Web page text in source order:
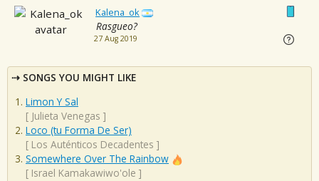
Kalena_ok
Rasgueo?
27 Aug 2019
SONGS YOU MIGHT LIKE
Limon Y Sal
[ Julieta Venegas ]
Loco (tu Forma De Ser)
[ Los Auténticos Decadentes ]
Somewhere Over The Rainbow
[ Israel Kamakawiwo'ole ]